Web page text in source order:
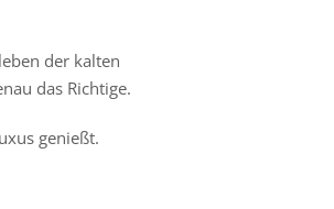
der kalten
das Richtige.
genießt.